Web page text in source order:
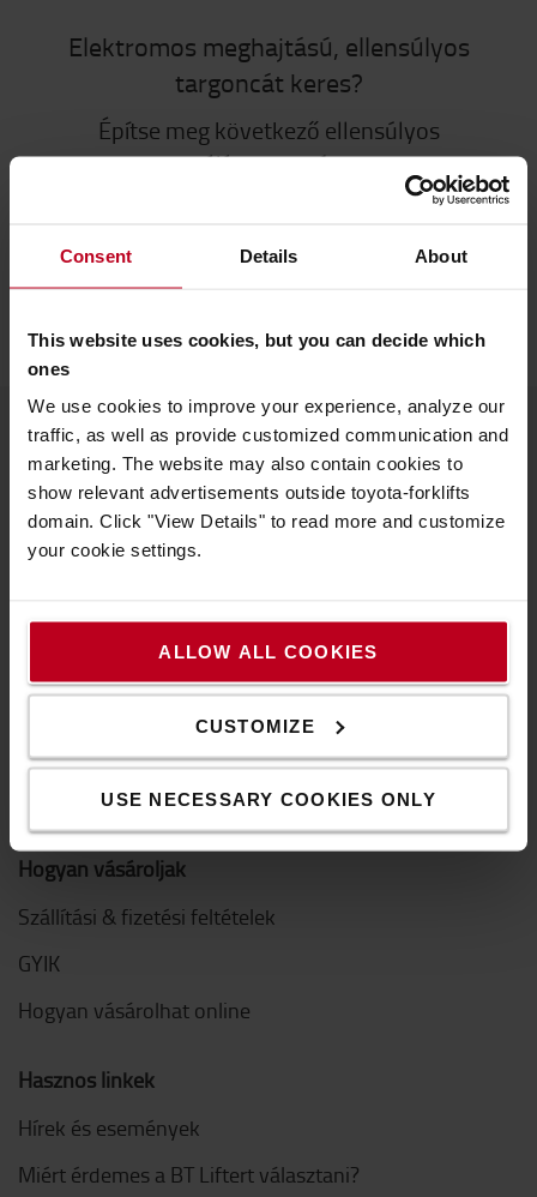
Consent Details About
This website uses cookies, but you can decide which
ones
We use cookies to improve your experience, analyze our
traffic, as well as provide customized communication and
marketing. The website may also contain cookies to
show relevant advertisements outside toyota-forklifts
domain. Click "View Details" to read more and customize
your cookie settings.
ALLOW ALL COOKIES
CUSTOMIZE
USE NECESSARY COOKIES ONLY
Elektromos meghajtású, ellensúlyos
targoncát keres?
Építse meg következő ellensúlyos
targoncáját, vagy nézze meg
ELEKTROMOS ELLENSÚLYOS TARGONCÁK
A Toyotáról
Kik vagyunk mi
Miért vásároljunk Toyotát
Fenntarthatóság
QHSEE
Magatartási kódex
Innováció
Hogyan vásároljak
Szállítási & fizetési feltételek
GYIK
Hogyan vásárolhat online
Hasznos linkek
Hírek és események
Miért érdemes a BT Liftert választani?